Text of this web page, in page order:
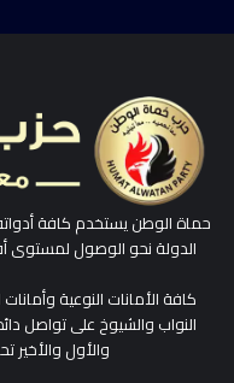
حماة الوطن يستخدم كافة
الدولة نحو الوصول لمستوى
كافة الأمانات النوعية
النواب والشيوخ على تواصل
والأول والأخير